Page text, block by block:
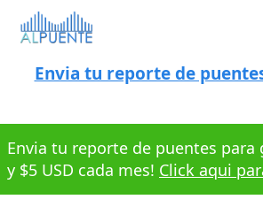
Envia tu reporte de
Envia tu reporte de puentes para
y $5 USD cada mes! Click aqui